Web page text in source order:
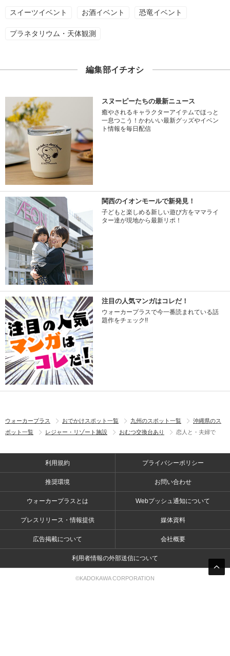
スイーツイベント お酒イベント 恐竜イベント
プラネタリウム・天体観測
編集部イチオシ
スヌーピーたちの最新ニュース
癒やされるキャラクターアイテムでほっと
一息つこう！かわいい最新グッズやイベン
ト情報を毎日配信
関西のイオンモールで新発見！
子どもと楽しめる新しい遊び方をママライ
ター達が現地から最新リポ！
注目の人気マンガはコレだ！
ウォーカープラスで今一番読まれている話
題作をチェック!!
ウォーカープラス おでかけスポット一覧 九州のスポット一覧
沖縄県のス
ポット一覧
レジャー・リゾート施設 おむつ交換台あり 恋人と・夫婦で
利用規約 プライバシーポリシー
推奨環境 お問い合わせ
ウォーカープラスとは Webプッシュ通知について
プレスリリース・情報提供 媒体資料
広告掲載について 会社概要
利用者情報の外部送信について
©KADOKAWA CORPORATION